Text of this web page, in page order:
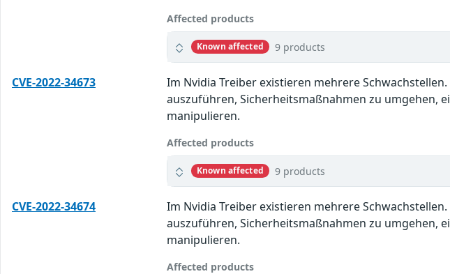
Affected products
Known affected 9 products
CVE-2022-34673
Im Nvidia Treiber existieren mehrere
auszuführen, Sicherheitsmaßnahmen zu umgehen,
manipulieren.
Affected products
Known affected 9 products
CVE-2022-34674
Im Nvidia Treiber existieren mehrere
auszuführen, Sicherheitsmaßnahmen zu umgehen,
manipulieren.
Affected products